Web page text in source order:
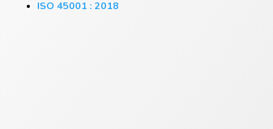
ISO 45001 : 2018